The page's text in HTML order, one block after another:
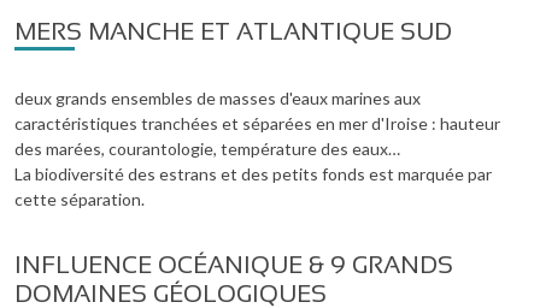
MERS MANCHE ET ATLANTIQUE SUD
deux grands ensembles de masses d'eaux marines aux
caractéristiques tranchées et séparées en mer d'Iroise : hauteur
des marées, courantologie, température des eaux…
La biodiversité des estrans et des petits fonds est marquée par
cette séparation.
INFLUENCE OCÉANIQUE & 9 GRANDS
DOMAINES GÉOLOGIQUES